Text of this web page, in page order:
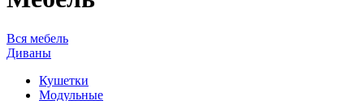
Вся мебель
Диваны
Кушетки
Модульные